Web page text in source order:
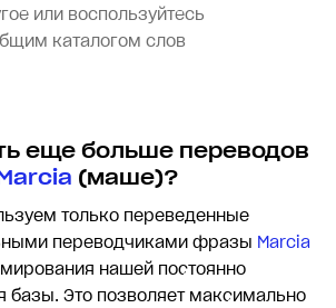
или воспользуйтесь
каталогом слов
еще больше переводов
(маше)?
только переведенные
переводчиками фразы Marcia
нашей постоянно
базы. Это позволяет максимально